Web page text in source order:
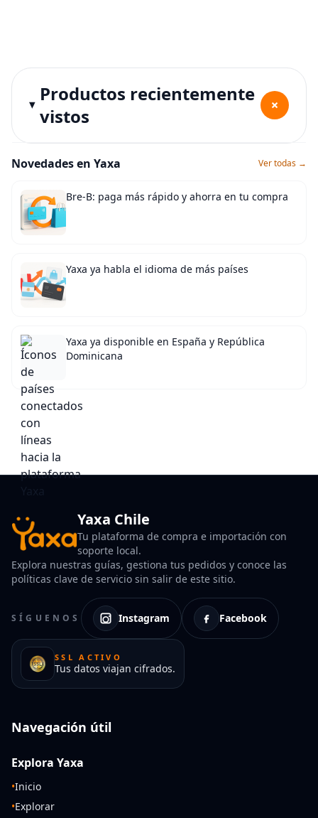
Productos recientemente
vistos
+
Novedades en Yaxa Ver todas →
Bre-B: paga más rápido y ahorra en tu compra
Yaxa ya habla el idioma de más países
Yaxa ya disponible en España y República
Dominicana
Yaxa Chile
Tu plataforma de compra e importación con
soporte local.
Explora nuestras guías, gestiona tus pedidos y conoce las
políticas clave de servicio sin salir de este sitio.
SÍGUENOS Instagram Facebook
SSL ACTIVO
Tus datos viajan cifrados.
Navegación útil
Explora Yaxa
•Inicio
•Explorar